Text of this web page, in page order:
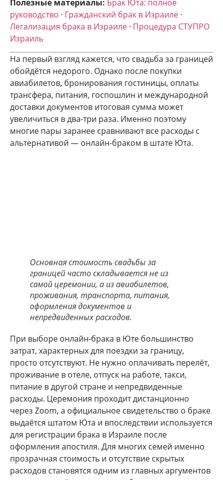
Полезные материалы: Брак Юта: полное
руководство · Гражданский брак в Израиле ·
Легализация брака в Израиле · Процедура СТУПРО
Израиль
На первый взгляд кажется, что свадьба за границей
обойдётся недорого. Однако после покупки
авиабилетов, бронирования гостиницы, оплаты
трансфера, питания, госпошлин и международной
доставки документов итоговая сумма может
увеличиться в два-три раза. Именно поэтому
многие пары заранее сравнивают все расходы с
альтернативой — онлайн-браком в штате Юта.
Основная стоимость свадьбы за
границей часто складывается не из
самой церемонии, а из авиабилетов,
проживания, транспорта, питания,
оформления документов и
непредвиденных расходов.
При выборе онлайн-брака в Юте большинство
затрат, характерных для поездки за границу,
просто отсутствуют. Не нужно оплачивать перелёт,
проживание в отеле, отпуск на работе, такси,
питание в другой стране и непредвиденные
расходы. Церемония проходит дистанционно
через Zoom, а официальное свидетельство о браке
выдаётся штатом Юта и впоследствии используется
для регистрации брака в Израиле после
оформления апостиля. Для многих семей именно
прозрачная стоимость и отсутствие скрытых
расходов становятся одним из главных аргументов